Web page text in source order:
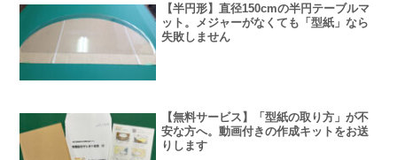
【半円形】直径150cmの半円テーブルマ
ット。メジャーがなくても「型紙」なら
失敗しません
【無料サービス】「型紙の取り方」が不
安な方へ。動画付きの作成キットをお送
りします